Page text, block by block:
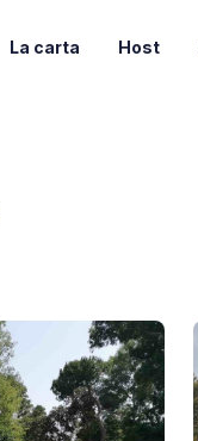
La carta Host